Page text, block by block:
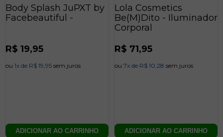
Body Splash JuPXT by
Facebeautiful -
Preço
normal
R$ 19,95
ou 1x de R$ 19,95 sem juros
ADICIONAR AO CARRINHO
Lola Cosmetics
Be(M)Dito - Iluminador
Corporal
Preço
normal
R$ 71,95
ou 7x de R$ 10,28 sem juros
ADICIONAR AO CARRINHO